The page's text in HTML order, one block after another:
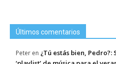
Últimos comentarios
Peter en ¿Tú estás bien, Pedro?: